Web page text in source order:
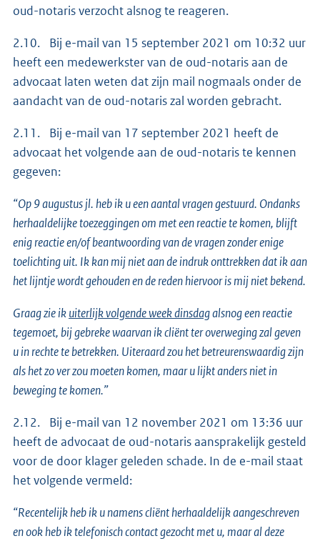
oud-notaris verzocht alsnog te reageren.
2.10. Bij e-mail van 15 september 2021 om 10:32 uur
heeft een medewerkster van de oud-notaris aan de
advocaat laten weten dat zijn mail nogmaals onder de
aandacht van de oud-notaris zal worden gebracht.
2.11. Bij e-mail van 17 september 2021 heeft de
advocaat het volgende aan de oud-notaris te kennen
gegeven:
“Op 9 augustus jl. heb ik u een aantal vragen gestuurd. Ondanks
herhaaldelijke toezeggingen om met een reactie te komen, blijft
enig reactie en/of beantwoording van de vragen zonder enige
toelichting uit. Ik kan mij niet aan de indruk onttrekken dat ik aan
het lijntje wordt gehouden en de reden hiervoor is mij niet bekend.
Graag zie ikuiterlijk volgende week dinsdagalsnog een reactie
tegemoet, bij gebreke waarvan ik cliënt ter overweging zal geven
u in rechte te betrekken. Uiteraard zou het betreurenswaardig zijn
als het zo ver zou moeten komen, maar u lijkt anders niet in
beweging te komen.”
2.12. Bij e-mail van 12 november 2021 om 13:36 uur
heeft de advocaat de oud-notaris aansprakelijk gesteld
voor de door klager geleden schade. In de e-mail staat
het volgende vermeld:
“Recentelijk heb ik u namens cliënt herhaaldelijk aangeschreven
en ook heb ik telefonisch contact gezocht met u, maar al deze